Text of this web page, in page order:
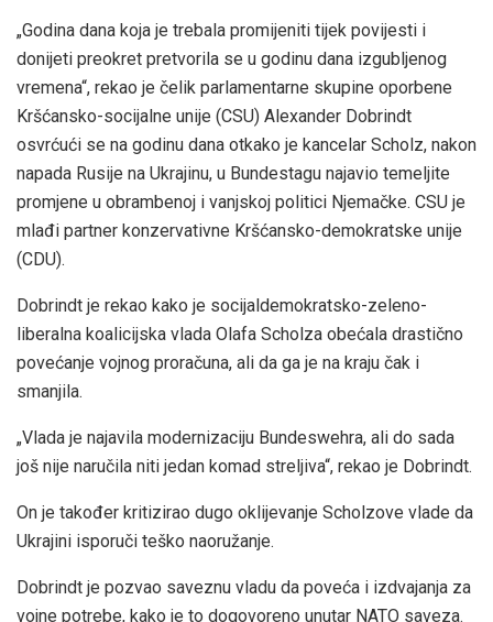
„Godina dana koja je trebala promijeniti tijek povijesti i
donijeti preokret pretvorila se u godinu dana izgubljenog
vremena“, rekao je čelik parlamentarne skupine oporbene
Kršćansko-socijalne unije (CSU) Alexander Dobrindt
osvrćući se na godinu dana otkako je kancelar Scholz, nakon
napada Rusije na Ukrajinu, u Bundestagu najavio temeljite
promjene u obrambenoj i vanjskoj politici Njemačke. CSU je
mlađi partner konzervativne Kršćansko-demokratske unije
(CDU).
Dobrindt je rekao kako je socijaldemokratsko-zeleno-
liberalna koalicijska vlada Olafa Scholza obećala drastično
povećanje vojnog proračuna, ali da ga je na kraju čak i
smanjila.
„Vlada je najavila modernizaciju Bundeswehra, ali do sada
još nije naručila niti jedan komad streljiva“, rekao je Dobrindt.
On je također kritizirao dugo oklijevanje Scholzove vlade da
Ukrajini isporuči teško naoružanje.
Dobrindt je pozvao saveznu vladu da poveća i izdvajanja za
vojne potrebe, kako je to dogovoreno unutar NATO saveza.